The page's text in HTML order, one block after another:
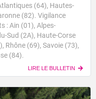
(64), Hautes-
(82). Vigilance
: Ain (01), Alpes-
Sud (2A), Haute-Corse
Rhône (69), Savoie (73),
(84).
LIRE LE BULLETIN